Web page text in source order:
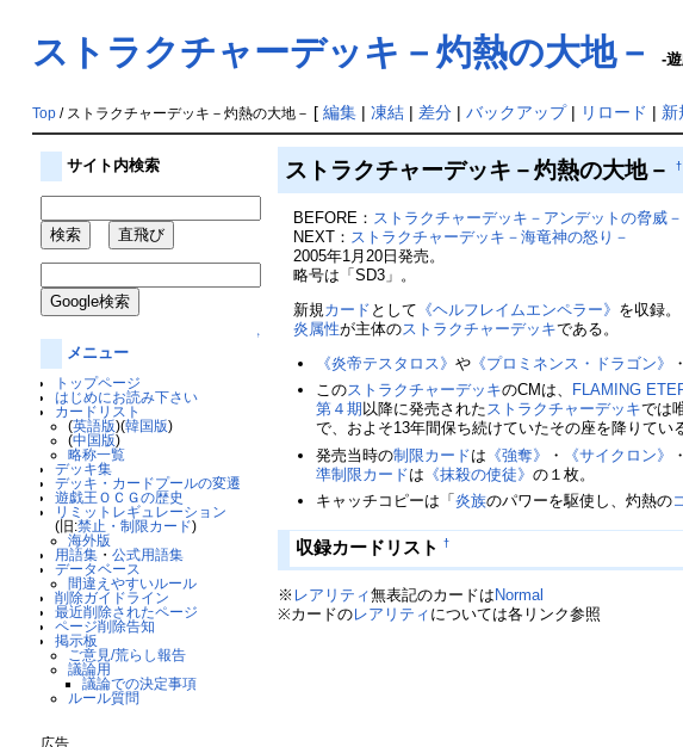
ストラクチャーデッキ－灼熱の大地－ -
Top/ ストラクチャーデッキ－灼熱の大地－ [ 編集| 凍結| 差分| バックアップ| リロード | 新
サイト内検索
↑
メニュー
トップページ
はじめにお読み下さい
カードリスト
(英語版)(韓国版)
(中国版)
略称一覧
デッキ集
デッキ・カードプールの変遷
遊戯王ＯＣＧの歴史
リミットレギュレーション
(旧:禁止・制限カード)
海外版
用語集・ 公式用語集
データベース
間違えやすいルール
削除ガイドライン
最近削除されたページ
ページ削除告知
掲示板
ご意見/荒らし報告
議論用
議論での決定事項
ルール質問
広告
ストラクチャーデッキ－灼熱の大地－†
BEFORE： ストラクチャーデッキ－アンデットの脅威－
NEXT： ストラクチャーデッキ－海竜神の怒り－
2005年1月20日発売。
略号は「SD3」。
新規 カード として 《ヘルフレイムエンペラー》 を収録。
炎属性が主体のストラクチャーデッキである。
《炎帝テスタロス》や 《プロミネンス・ドラゴン》 ・
このストラクチャーデッキのCMは、 FLAMING
第４期 以降に発売されたストラクチャーデッキでは
で、およそ13年間保ち続けていたその座を降りてい
発売当時の制限カードは 《強奪》 ・ 《サイクロン》 ・
準制限カードは 《抹殺の使徒》の１枚。
キャッチコピーは「炎族のパワーを駆使し、灼熱の
収録カードリスト †
※ レアリティ無表記のカードは Normal
※カードのレアリティ については各リンク参照